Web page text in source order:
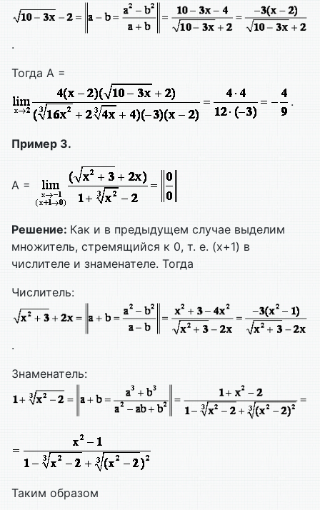
.
Тогда A =
.
Пример 3.
A =
Решение: Как и в предыдущем случае выделим
множитель, стремящийся к 0, т. е. (х+1) в
числителе и знаменателе. Тогда
Числитель:
.
Знаменатель:
Таким образом